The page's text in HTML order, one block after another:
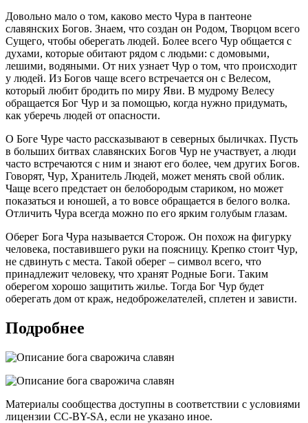
Довольно мало о том, каково место Чура в пантеоне
славянских Богов. Знаем, что создан он Родом, Творцом всего
Сущего, чтобы оберегать людей. Более всего Чур общается с
духами, которые обитают рядом с людьми: с домовыми,
лешими, водяными. От них узнает Чур о том, что происходит
у людей. Из Богов чаще всего встречается он с Велесом,
который любит бродить по миру Яви. В мудрому Велесу
обращается Бог Чур и за помощью, когда нужно придумать,
как уберечь людей от опасности.
О Боге Чуре часто рассказывают в северных быличках. Пусть
в больших битвах славянских Богов Чур не участвует, а люди
часто встречаются с ним и знают его более, чем других Богов.
Говорят, Чур, Хранитель Людей, может менять свой облик.
Чаще всего предстает он белобородым стариком, но может
показаться и юношей, а то вовсе обращается в белого волка.
Отличить Чура всегда можно по его ярким голубым глазам.
Оберег Бога Чура называется Сторож. Он похож на фигурку
человека, поставившего руки на поясницу. Крепко стоит Чур,
не сдвинуть с места. Такой оберег – символ всего, что
принадлежит человеку, что хранят Родные Боги. Таким
оберегом хорошо защитить жилье. Тогда Бог Чур будет
оберегать дом от краж, недоброжелателей, сплетен и зависти.
Подробнее
Материалы сообщества доступны в соответствии с условиями
лицензии CC-BY-SA, если не указано иное.